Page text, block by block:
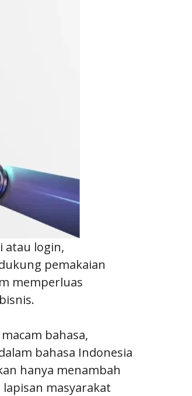
atau login,
pemakaian
memperluas
bahasa,
bahasa Indonesia
hanya menambah
masyarakat